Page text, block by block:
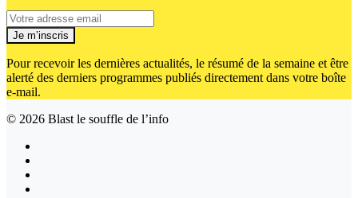
Je m’inscris
Pour recevoir les dernières actualités, le résumé de la semaine et être
alerté des derniers programmes publiés directement dans votre boîte
e-mail.
© 2026 Blast le souffle de l’info